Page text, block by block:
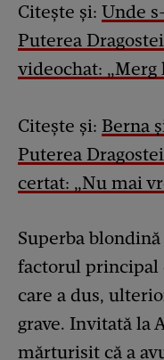
Citește și: Unde
Puterea
videochat: „Merg
Citește și: Berna
Puterea
certat: „Nu mai
Superba
factorul principal
care a dus,
grave. Invitată la
mărturisit că a